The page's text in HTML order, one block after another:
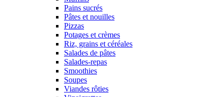
Pains sucrés
Pâtes et nouilles
Pizzas
Potages et crèmes
Riz, grains et céréales
Salades de pâtes
Salades-repas
Smoothies
Soupes
Viandes rôties